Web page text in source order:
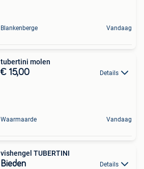
Blankenberge Vandaag
tubertini molen
€ 15,00 Details
Waarmaarde Vandaag
vishengel TUBERTINI
Bieden Details